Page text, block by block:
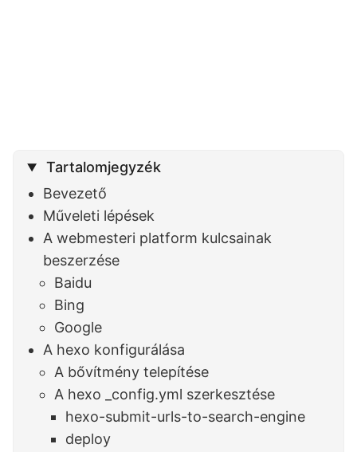
Tartalomjegyzék
Bevezető
Műveleti lépések
A webmesteri platform kulcsainak
beszerzése
Baidu
Bing
Google
A hexo konfigurálása
A bővítmény telepítése
A hexo _config.yml szerkesztése
hexo-submit-urls-to-search-engine
deploy